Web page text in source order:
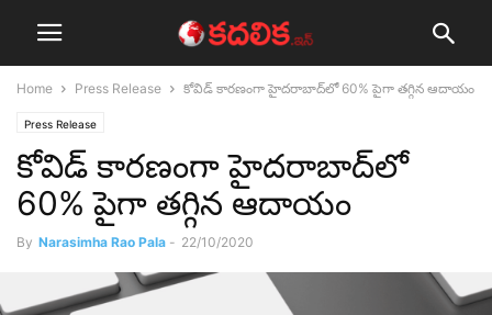
Home Press Release కోవిడ్ కారణంగా హైదరాబాద్‌లో 60% పైగా తగ్గిన ఆదాయం
Press Release
కోవిడ్ కారణంగా హైదరాబాద్‌లో
60% పైగా తగ్గిన ఆదాయం
By Narasimha Rao Pala - 22/10/2020